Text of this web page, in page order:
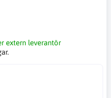
extern leverantör